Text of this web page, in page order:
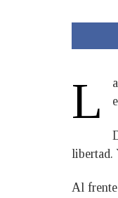
L
libertad.
Al frente